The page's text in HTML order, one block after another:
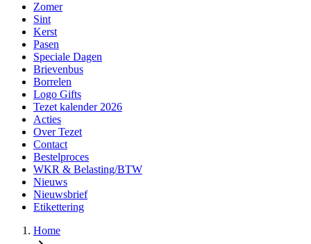
Zomer
Sint
Kerst
Pasen
Speciale Dagen
Brievenbus
Borrelen
Logo Gifts
Tezet kalender 2026
Acties
Over Tezet
Contact
Bestelproces
WKR & Belasting/BTW
Nieuws
Nieuwsbrief
Etikettering
Home